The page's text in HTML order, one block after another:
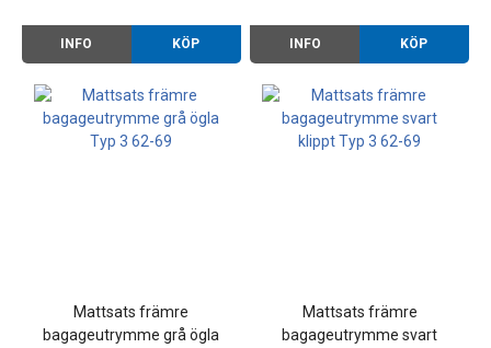
INFO KÖP INFO KÖP
Mattsats främre
bagageutrymme grå ögla
Mattsats främre
bagageutrymme svart